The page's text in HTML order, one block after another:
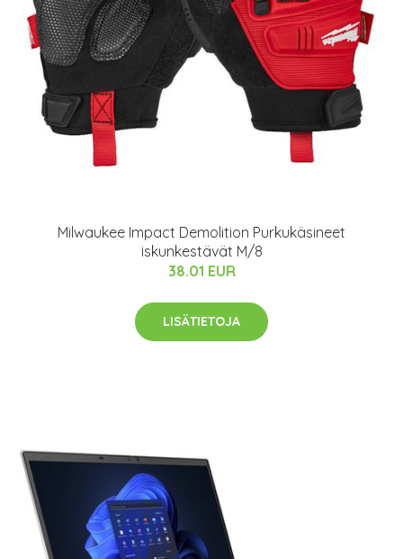
Milwaukee Impact Demolition Purkukäsineet
iskunkestävät M/8
38.01 EUR
LISÄTIETOJA